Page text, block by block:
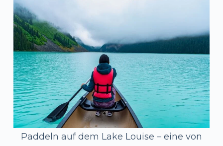
Paddeln auf dem Lake Louise – eine von